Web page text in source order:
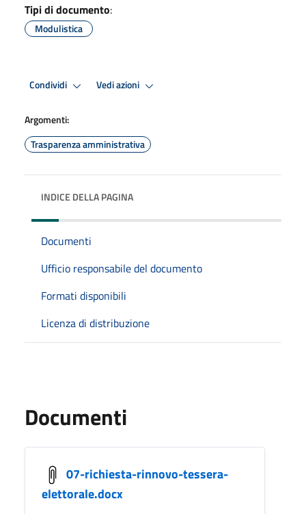
Tipi di documento:
Modulistica
Condividi Vedi azioni
Argomenti:
Trasparenza amministrativa
INDICE DELLA PAGINA
Documenti
Ufficio responsabile del documento
Formati disponibili
Licenza di distribuzione
Documenti
07-richiesta-rinnovo-tessera-
elettorale.docx